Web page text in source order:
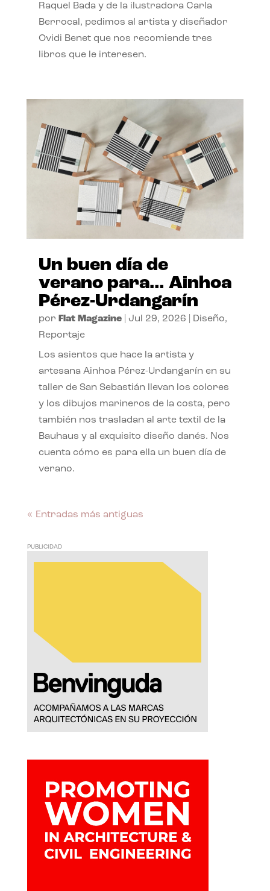
Raquel Bada y de la ilustradora Carla
Berrocal, pedimos al artista y diseñador
Ovidi Benet que nos recomiende tres
libros que le interesen.
Un buen día de
verano para… Ainhoa
Pérez-Urdangarín
por Flat Magazine| Jul 29, 2026 Diseño,
Reportaje
Los asientos que hace la artista y
artesana Ainhoa Pérez-Urdangarín en su
taller de San Sebastián llevan los colores
y los dibujos marineros de la costa, pero
también nos trasladan al arte textil de la
Bauhaus y al exquisito diseño danés. Nos
cuenta cómo es para ella un buen día de
verano.
« Entradas más antiguas
PUBLICIDAD